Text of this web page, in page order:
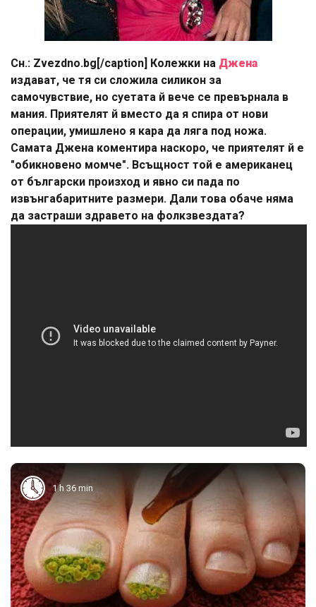
Сн.: Zvezdno.bg[/caption] Колежки на Джена
издават, че тя си сложила силикон за
самочувствие, но суетата й вече се превърнала в
мания. Приятелят й вместо да я спира от нови
операции, умишлено я кара да ляга под ножа.
Самата Джена коментира наскоро, че приятелят й е
"обикновено момче". Всъщност той е американец
от български произход и явно си пада по
извънгабаритните размери. Дали това обаче няма
да застраши здравето на фолкзвездата?
1 h 36 min